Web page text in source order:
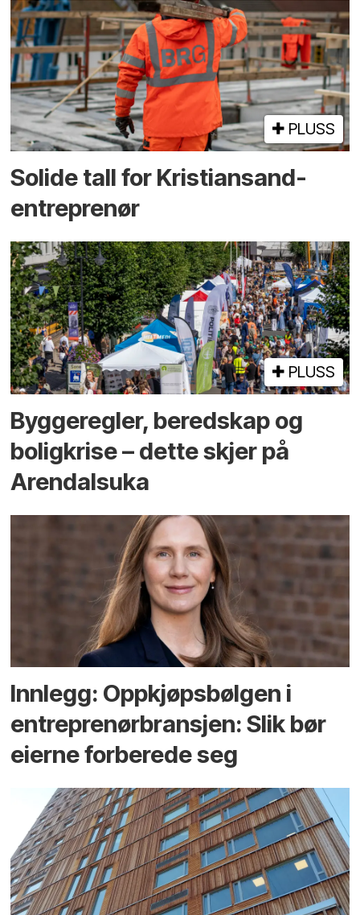
PLUSS
Solide tall for Kristiansand-
entreprenør
PLUSS
Bygge­regler, beredskap og
bolig­krise – dette skjer på
Arendals­uka
Innlegg: Oppkjøps­bølgen i
entreprenør­bransjen: Slik bør
eierne forberede seg